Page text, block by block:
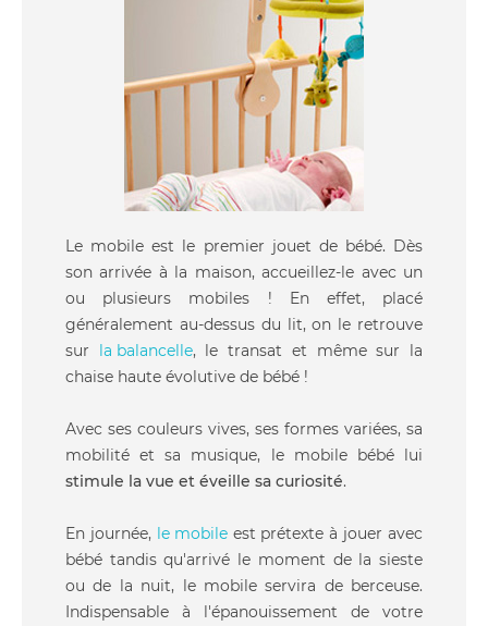
Le mobile est le premier jouet de bébé. Dès
son arrivée à la maison, accueillez-le avec un
ou plusieurs mobiles ! En effet, placé
généralement au-dessus du lit, on le retrouve
sur la balancelle, le transat et même sur la
chaise haute évolutive de bébé !
Avec ses couleurs vives, ses formes variées, sa
mobilité et sa musique, le mobile bébé lui
stimule la vue et éveille sa curiosité.
En journée, le mobileest prétexte à jouer avec
bébé tandis qu'arrivé le moment de la sieste
ou de la nuit, le mobile servira de berceuse.
Indispensable à l'épanouissement de votre